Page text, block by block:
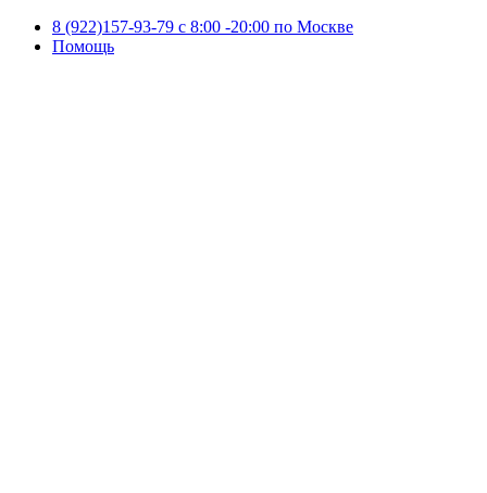
8 (922)157-93-79 c 8:00 -20:00 по Москве
Помощь